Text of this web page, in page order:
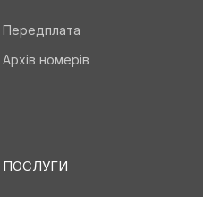
Передплата
Архів номерів
ПОСЛУГИ